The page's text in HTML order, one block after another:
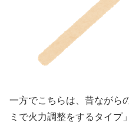
一方でこちらは、昔ながら
ミで火力調整をするタイプ